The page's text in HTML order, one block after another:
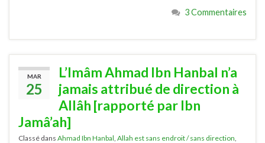
3 Commentaires
MAR
25
L’Imâm Ahmad Ibn Hanbal n’a
jamais attribué de direction à
Allâh [rapporté par Ibn
Jamâ’ah]
Classé dans Ahmad Ibn Hanbal Allah est sans endroit / sans direction